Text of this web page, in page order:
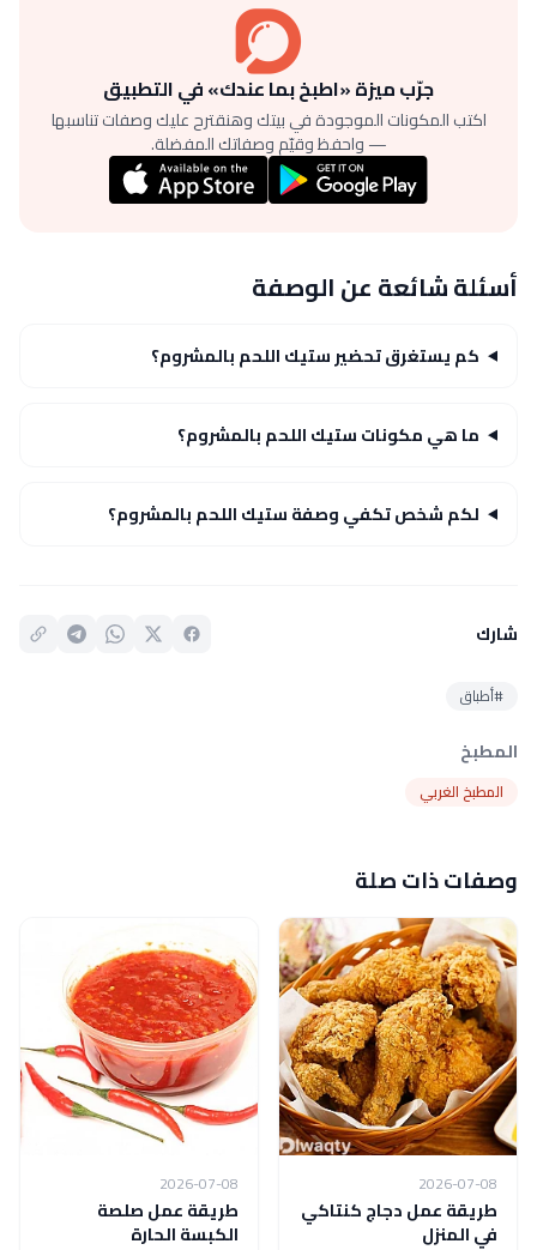
جرّب ميزة «اطبخ بما عندك» في التطبيق
اكتب المكونات الموجودة في بيتك وهنقترح عليك وصفات تناسبها
— واحفظ وقيّم وصفاتك المفضلة.
أسئلة شائعة عن الوصفة
كم يستغرق تحضير ستيك اللحم بالمشروم؟
ما هي مكونات ستيك اللحم بالمشروم؟
لكم شخص تكفي وصفة ستيك اللحم بالمشروم؟
شارك
#أطباق
المطبخ
المطبخ الغربي
وصفات ذات صلة
2026-07-08
طريقة عمل دجاج كنتاكي
في المنزل
2026-07-08
طريقة عمل صلصة
الكبسة الحارة